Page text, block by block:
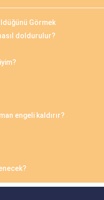
Görmek
doldurulur?
engeli kaldırır?